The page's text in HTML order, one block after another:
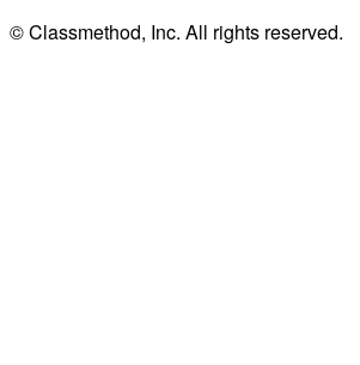
© Classmethod, Inc. All rights reserved.